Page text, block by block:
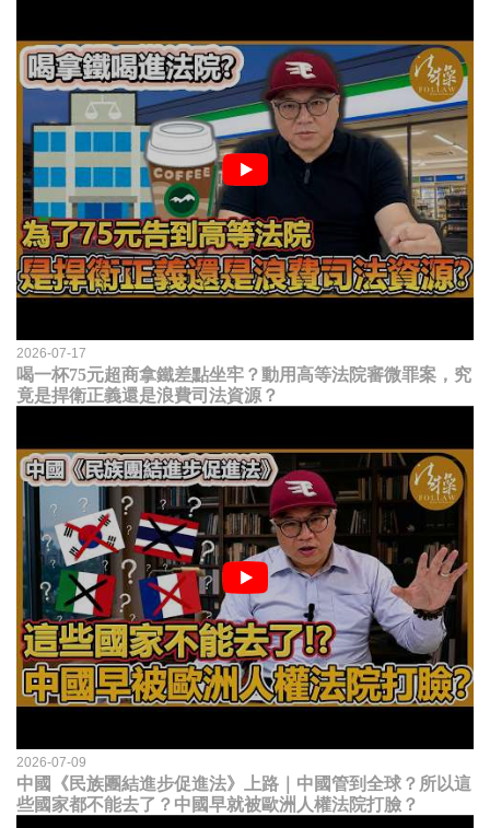
2026-07-17
喝一杯75元超商拿鐵差點坐牢？動用高等法院審微罪案，究
竟是捍衛正義還是浪費司法資源？
2026-07-09
中國《民族團結進步促進法》上路｜中國管到全球？所以這
些國家都不能去了？中國早就被歐洲人權法院打臉？